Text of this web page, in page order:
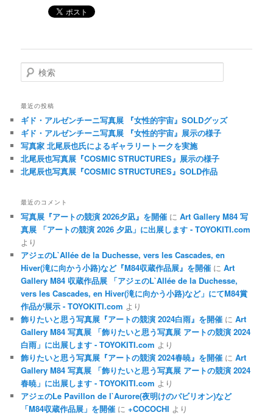
検索
最近の投稿
ギド・アルゼンチーニ写真展 『女性的宇宙』SOLDグッズ
ギド・アルゼンチーニ写真展 『女性的宇宙』展示の様子
写真家 北尾辰也氏によるギャラリートークを実施
北尾辰也写真展『COSMIC STRUCTURES』展示の様子
北尾辰也写真展『COSMIC STRUCTURES』SOLD作品
最近のコメント
写真展『アートの競演 2026夕凪』を開催 にArt Gallery M84 写
真展 「アートの競演 2026 夕凪」に出展します - TOYOKITI.com
より
アジェのL`Allée de la Duchesse, vers les Cascades, en
Hiver(滝に向かう小路)など『M84収蔵作品展』を開催 にArt
Gallery M84 収蔵作品展 「アジェのL`Allée de la Duchesse,
vers les Cascades, en Hiver(滝に向かう小路)など」にてM84賞
作品が展示 - TOYOKITI.com より
飾りたいと思う写真展『アートの競演 2024白雨』を開催 にArt
Gallery M84 写真展 「飾りたいと思う写真展 アートの競演 2024
白雨」に出展します - TOYOKITI.com より
飾りたいと思う写真展『アートの競演 2024春暁』を開催 にArt
Gallery M84 写真展 「飾りたいと思う写真展 アートの競演 2024
春暁」に出展します - TOYOKITI.com より
アジェのLe Pavillon de l`Aurore(夜明けのパビリオン)など
「M84収蔵作品展」を開催 に+COCOCHI より